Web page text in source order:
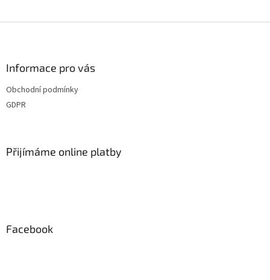
Informace pro vás
Obchodní podmínky
GDPR
Přijímáme online platby
Facebook